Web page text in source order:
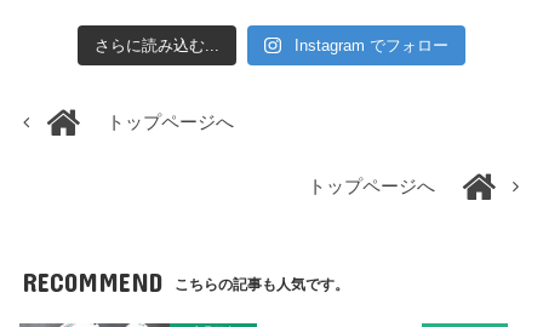
さらに読み込む... Instagram でフォロー
トップページへ
トップページへ
RECOMMEND こちらの記事も人気です。